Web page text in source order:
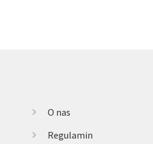
O nas
Regulamin